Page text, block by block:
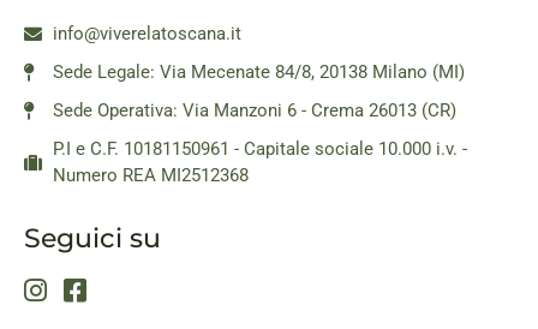
info@viverelatoscana.it
Sede Legale: Via Mecenate 84/8, 20138 Milano (MI)
Sede Operativa: Via Manzoni 6 - Crema 26013 (CR)
P.I e C.F. 10181150961 - Capitale sociale 10.000 i.v. -
Numero REA MI2512368
Seguici su